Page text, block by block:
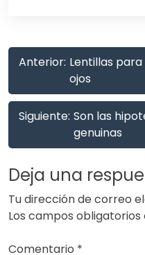
Navegación
de
entradas
Anterior: Lentillas
ojos
Siguiente: Son las
genuinas
Deja una
Tu dirección de correo
Los campos
Comentario *